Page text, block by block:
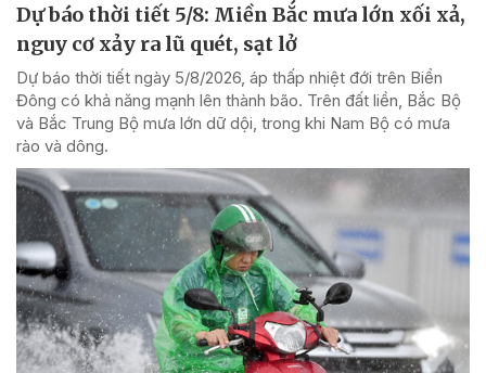
Dự báo thời tiết 5/8: Miền Bắc mưa lớn xối xả,
nguy cơ xảy ra lũ quét, sạt lở
Dự báo thời tiết ngày 5/8/2026, áp thấp nhiệt đới trên Biển
Đông có khả năng mạnh lên thành bão. Trên đất liền, Bắc Bộ
và Bắc Trung Bộ mưa lớn dữ dội, trong khi Nam Bộ có mưa
rào và dông.